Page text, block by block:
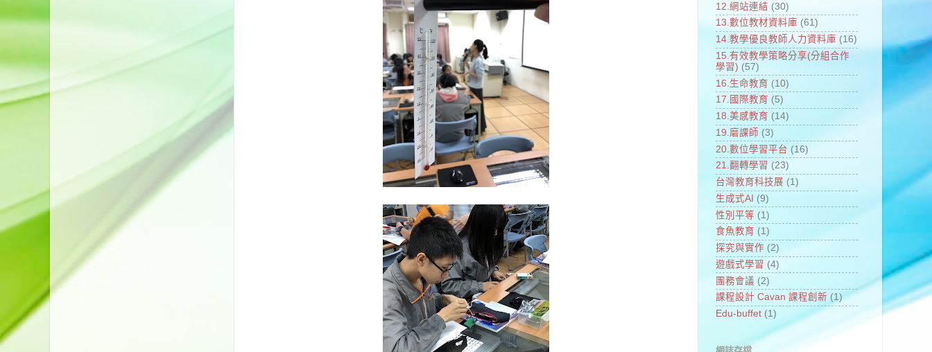
12.網站連結 (30)
13.數位教材資料庫 (61)
14.教學優良教師人力資料庫 (16)
15.有效教學策略分享(分組合作
學習) (57)
16.生命教育 (10)
17.國際教育 (5)
18.美感教育 (14)
19.磨課師 (3)
20.數位學習平台 (16)
21.翻轉學習 (23)
台灣教育科技展 (1)
生成式AI (9)
性別平等 (1)
食魚教育 (1)
探究與實作 (2)
遊戲式學習 (4)
團務會議 (2)
課程設計 Cavan 課程創新 (1)
Edu-buffet (1)
網誌存檔